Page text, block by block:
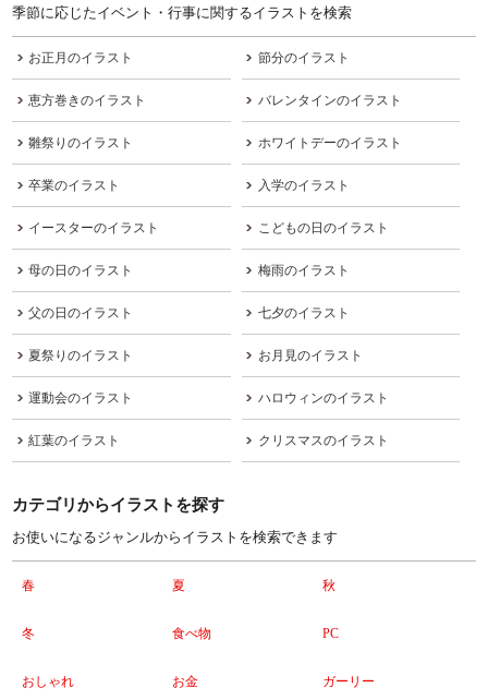
季節に応じたイベント・行事に関するイラストを検索
お正月のイラスト 節分のイラスト
恵方巻きのイラスト バレンタインのイラスト
雛祭りのイラスト ホワイトデーのイラスト
卒業のイラスト 入学のイラスト
イースターのイラスト こどもの日のイラスト
母の日のイラスト 梅雨のイラスト
父の日のイラスト 七夕のイラスト
夏祭りのイラスト お月見のイラスト
運動会のイラスト ハロウィンのイラスト
紅葉のイラスト クリスマスのイラスト
カテゴリからイラストを探す
お使いになるジャンルからイラストを検索できます
春 夏 秋
冬 食べ物 PC
おしゃれ お金 ガーリー